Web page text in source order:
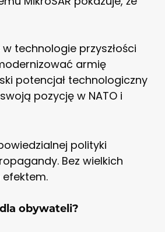
technologie przyszłości
armię
potencjał technologiczny
pozycję w NATO i
polityki
Bez wielkich
efektem.
obywateli?